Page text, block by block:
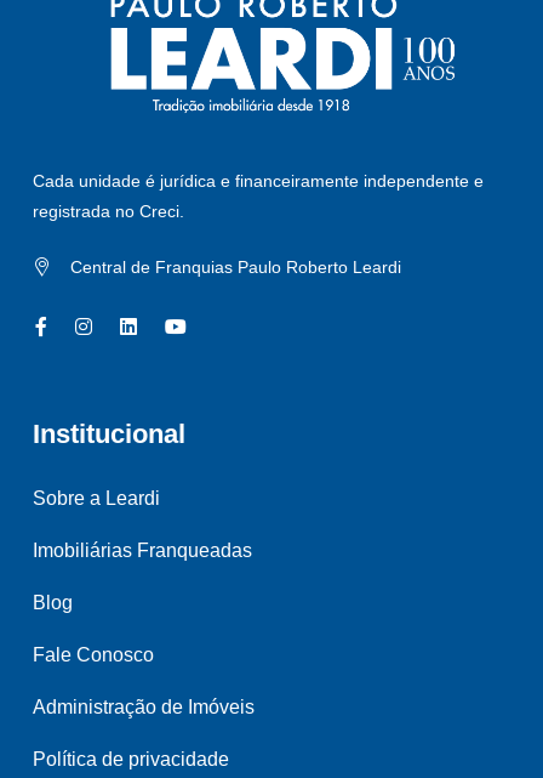
Cada unidade é jurídica e financeiramente independente e
registrada no Creci.
Central de Franquias Paulo Roberto Leardi
Institucional
Sobre a Leardi
Imobiliárias Franqueadas
Blog
Fale Conosco
Administração de Imóveis
Política de privacidade